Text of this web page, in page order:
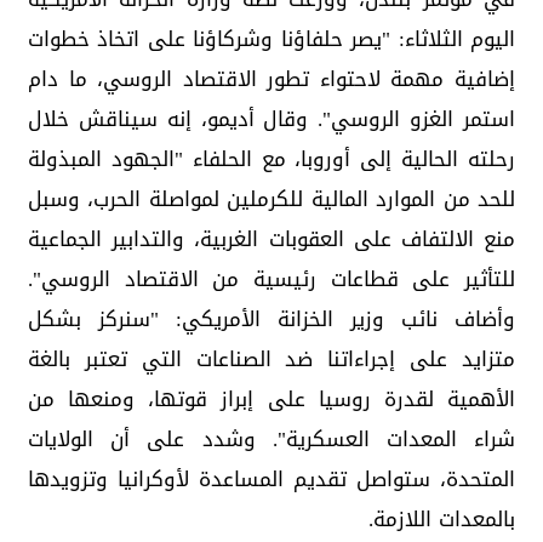
اليوم الثلاثاء: "يصر حلفاؤنا وشركاؤنا على اتخاذ خطوات
إضافية مهمة لاحتواء تطور الاقتصاد الروسي، ما دام
استمر الغزو الروسي". وقال أديمو، إنه سيناقش خلال
رحلته الحالية إلى أوروبا، مع الحلفاء "الجهود المبذولة
للحد من الموارد المالية للكرملين لمواصلة الحرب، وسبل
منع الالتفاف على العقوبات الغربية، والتدابير الجماعية
للتأثير على قطاعات رئيسية من الاقتصاد الروسي".
وأضاف نائب وزير الخزانة الأمريكي: "سنركز بشكل
متزايد على إجراءاتنا ضد الصناعات التي تعتبر بالغة
الأهمية لقدرة روسيا على إبراز قوتها، ومنعها من
شراء المعدات العسكرية". وشدد على أن الولايات
المتحدة، ستواصل تقديم المساعدة لأوكرانيا وتزويدها
بالمعدات اللازمة.